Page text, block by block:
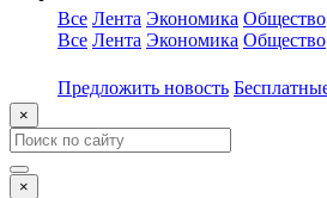
Все Лента Экономика Общество
Все Лента Экономика Общество
Предложить новость
×
×